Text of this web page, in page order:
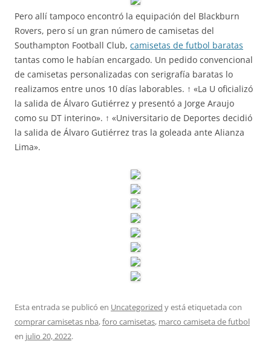
Pero allí tampoco encontró la equipación del Blackburn
Rovers, pero sí un gran número de camisetas del
Southampton Football Club, camisetas de futbol baratas
tantas como le habían encargado. Un pedido convencional
de camisetas personalizadas con serigrafía baratas lo
realizamos entre unos 10 días laborables. ↑ «La U oficializó
la salida de Álvaro Gutiérrez y presentó a Jorge Araujo
como su DT interino». ↑ «Universitario de Deportes decidió
la salida de Álvaro Gutiérrez tras la goleada ante Alianza
Lima».
Esta entrada se publicó en Uncategorized y está etiquetada con
comprar camisetas nba,foro camisetas, marco camiseta de futbol
en julio 20, 2022.